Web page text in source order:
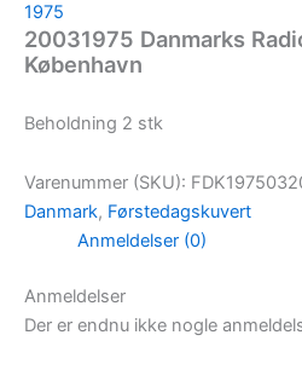
1975
20031975 Danmarks
København
Beholdning 2 stk
Varenummer (SKU):
Danmark, Førstedagskuvert
Anmeldelser (0)
Anmeldelser
Der er endnu ikke nogle